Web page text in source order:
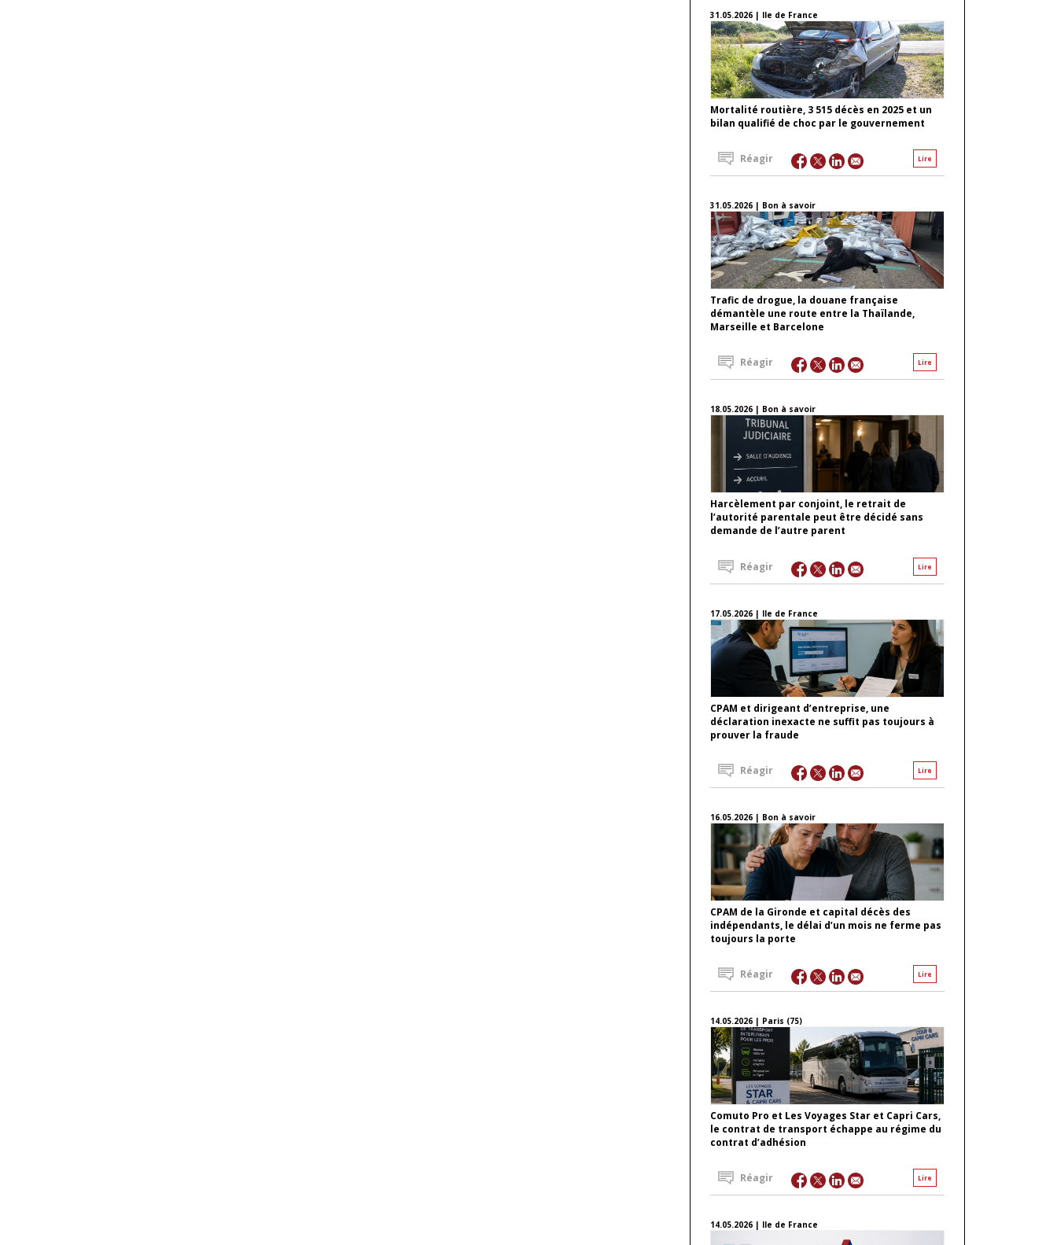
31.05.2026 | Ile de France
Mortalité routière, 3 515 décès en 2025 et un
bilan qualifié de choc par le gouvernement
Lire
Réagir
31.05.2026 | Bon à savoir
Trafic de drogue, la douane française
démantèle une route entre la Thaïlande,
Marseille et Barcelone
Lire
Réagir
18.05.2026 | Bon à savoir
Harcèlement par conjoint, le retrait de
l’autorité parentale peut être décidé sans
demande de l’autre parent
Lire
Réagir
17.05.2026 | Ile de France
CPAM et dirigeant d’entreprise, une
déclaration inexacte ne suffit pas toujours à
prouver la fraude
Lire
Réagir
16.05.2026 | Bon à savoir
CPAM de la Gironde et capital décès des
indépendants, le délai d’un mois ne ferme pas
toujours la porte
Lire
Réagir
14.05.2026 | Paris (75)
Comuto Pro et Les Voyages Star et Capri Cars,
le contrat de transport échappe au régime du
contrat d’adhésion
Lire
Réagir
14.05.2026 | Ile de France